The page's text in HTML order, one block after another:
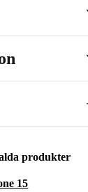
produkter
15